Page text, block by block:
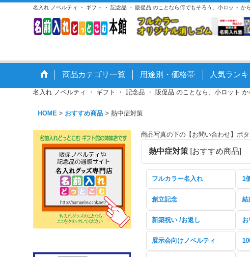
名入れ ノベルティ ・ ギフト ・ 記念品 ・ 販促品 のことなら何でもそろう。小ロット
商品カテゴリ一覧 用途別・価格帯 人気ラン
名入れ ノベルティ ・ ギフト ・ 記念品 ・ 販促品 のことなら、小ロット
HOME > おすすめ商品 > 熱中症対策
商品写真の下の【お問い合わせ】ボ
熱中症対策 [おすすめ商品]
フルカラー名入れ
創立記念 結
新築祝い /お返し お
展示会向けノベルティ